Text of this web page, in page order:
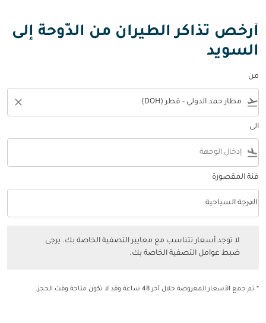
أرخص تذاكر الطيران من الدّوحة إلى
السويد
من
flight_takeoff
close
الى
flight_land
فئة المقصورة
فئة المقصورة option الدرجة السياحية Selected
الدرجة السياحية
keyboard_arrow_down
لا توجد أسعار تتناسب مع معايير التصفية الخاصة بك. يرجى
ضبط عوامل التصفية الخاصة بك.
* تم جمع الأسعار المعروضة خلال آخر 48 ساعة وقد لا تكون متاحة وقت الحجز.